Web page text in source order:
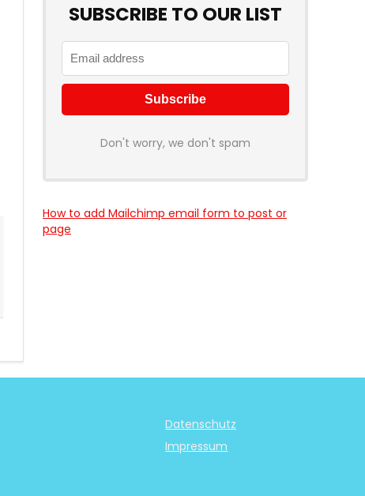
SUBSCRIBE TO OUR LIST
Don't worry, we don't spam
How to add Mailchimp email form to post or
page
Datenschutz
Impressum